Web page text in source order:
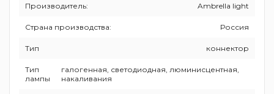
Производитель: Ambrella light
Страна производства: Россия
Тип коннектор
Тип
лампы
галогенная, светодиодная, люминисцентная,
накаливания